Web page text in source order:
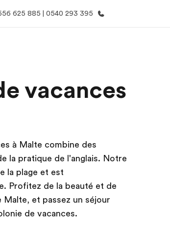
625 885 | 0540 293 395
Nos offres
vacances
à Malte combine des
la pratique de l'anglais. Notre
la plage et est
Profitez de la beauté et de
Malte, et passez un séjour
de vacances.